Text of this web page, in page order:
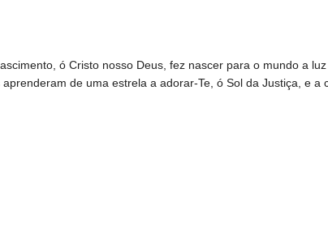
ó Cristo nosso Deus, fez nascer para o mundo a
aprenderam de uma estrela a adorar-Te, ó Sol da Justiça, e a